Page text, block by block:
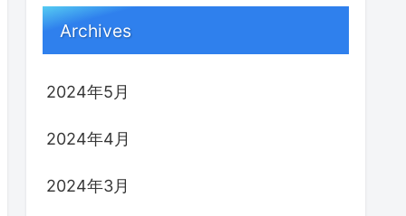
Archives
2024年5月
2024年4月
2024年3月